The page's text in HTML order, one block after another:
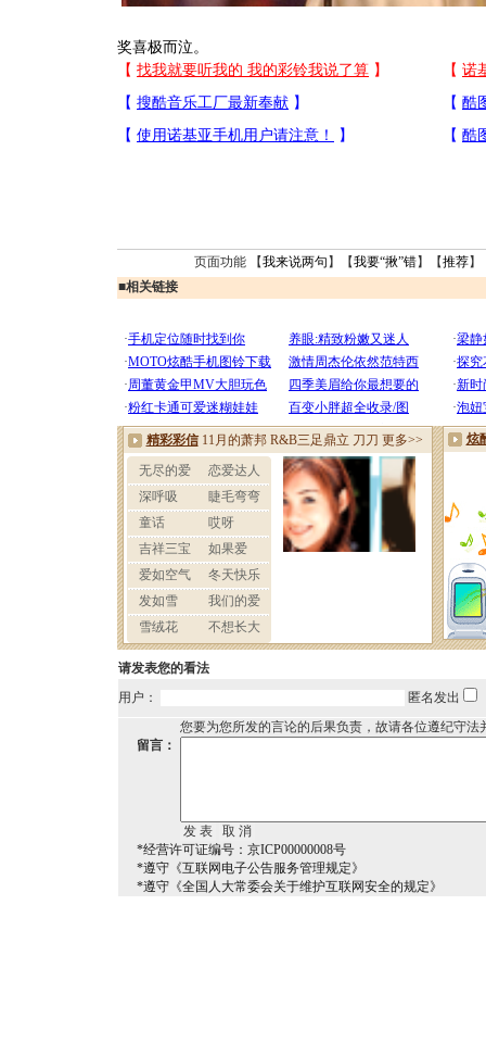
奖喜极而泣。
页面功能 【我来说两句 】【我要“揪”错】【推荐】
■相关链接
请发表您的看法
用户：
匿名发出
您要为您所发的言论的后果负责，故请各位遵纪守法
留言：
*经营许可证编号：京ICP00000008号
*遵守《互联网电子公告服务管理规定》
*遵守《全国人大常委会关于维护互联网安全的规定》